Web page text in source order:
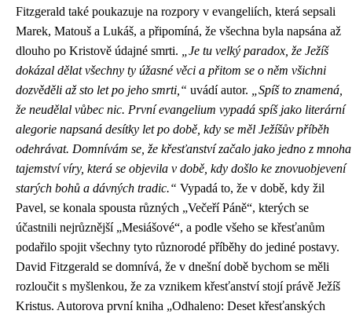
Fitzgerald také poukazuje na rozpory v evangeliích, která sepsali
Marek, Matouš a Lukáš, a připomíná, že všechna byla napsána až
dlouho po Kristově údajné smrti.
„Je tu velký paradox, že Ježíš
dokázal dělat všechny ty úžasné věci a přitom se o něm všichni
dozvěděli až sto let po jeho smrti,“ uvádí autor.
„Spíš to znamená,
že neudělal vůbec nic. První evangelium vypadá spíš jako literární
alegorie napsaná desítky let po době, kdy se měl Ježíšův příběh
odehrávat. Domnívám se, že křesťanství začalo jako jedno z mnoha
tajemství víry, která se objevila v době, kdy došlo ke znovuobjevení
starých bohů a dávných tradic.“ Vypadá to, že v době, kdy žil
Pavel, se konala spousta různých „Večeří Páně“, kterých se
účastnili nejrůznější „Mesiášové“, a podle všeho se křesťanům
podařilo spojit všechny tyto různorodé příběhy do jediné postavy.
David Fitzgerald se domnívá, že v dnešní době bychom se měli
rozloučit s myšlenkou, že za vznikem křesťanství stojí právě Ježíš
Kristus. Autorova první kniha „Odhaleno: Deset křesťanských